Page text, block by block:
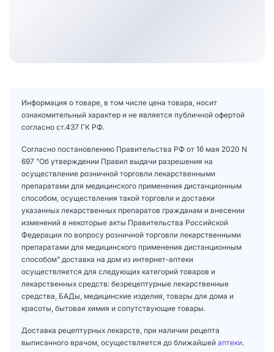
Информация о товаре, в том числе цена товара, носит
ознакомительный характер и не является публичной офертой
согласно ст.437 ГК РФ.
Согласно постановлению Правительства РФ от 16 мая 2020 N
697 "Об утверждении Правил выдачи разрешения на
осуществление розничной торговли лекарственными
препаратами для медицинского применения дистанционным
способом, осуществления такой торговли и доставки
указанных лекарственных препаратов гражданам и внесении
изменений в некоторые акты Правительства Российской
Федерации по вопросу розничной торговли лекарственными
препаратами для медицинского применения дистанционным
способом" доставка на дом из интернет-аптеки
осуществляется для следующих категорий товаров и
лекарственных средств: безрецептурные лекарственные
средства, БАДы, медицинские изделия, товары для дома и
красоты, бытовая химия и сопутствующие товары.
Доставка рецептурных лекарств, при наличии рецепта
выписанного врачом, осуществляется до ближайшей аптеки.